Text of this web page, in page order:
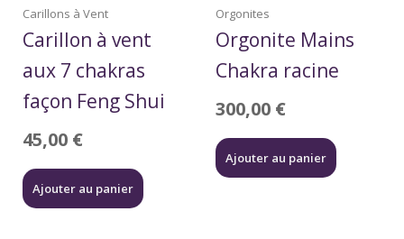
Carillons à Vent
Carillon à vent
aux 7 chakras
façon Feng Shui
45,00 €
Ajouter au panier
Orgonites
Orgonite Mains
Chakra racine
300,00 €
Ajouter au panier